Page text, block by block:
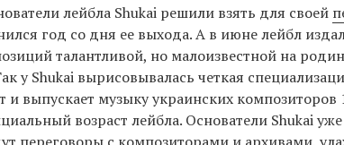
лейбла Shukai решили взять для своей
год со дня ее выхода. А в июне лейбл
талантливой, но малоизвестной на
у Shukai вырисовывалась четкая
и выпускает музыку украинских
возраст лейбла. Основатели Shukai
переговоры с композиторами и архивами,